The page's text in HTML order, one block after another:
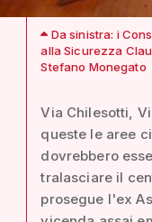
Da sinistra: i
alla Sicurezza
Stefano Monegato
Via Chilesotti,
queste le aree
dovrebbero
tralasciare il
prosegue l'ex